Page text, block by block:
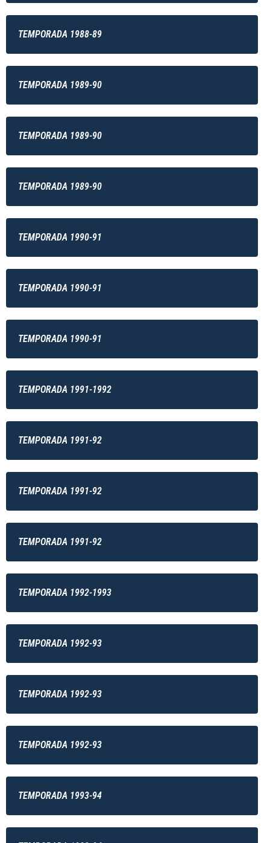
TEMPORADA 1988-89
TEMPORADA 1989-90
TEMPORADA 1989-90
TEMPORADA 1989-90
TEMPORADA 1990-91
TEMPORADA 1990-91
TEMPORADA 1990-91
TEMPORADA 1991-1992
TEMPORADA 1991-92
TEMPORADA 1991-92
TEMPORADA 1991-92
TEMPORADA 1992-1993
TEMPORADA 1992-93
TEMPORADA 1992-93
TEMPORADA 1992-93
TEMPORADA 1993-94